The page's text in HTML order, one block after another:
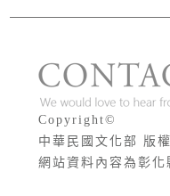
版權宣告
Copyright©
中華民國文化部 版
網站資料內容為彰化